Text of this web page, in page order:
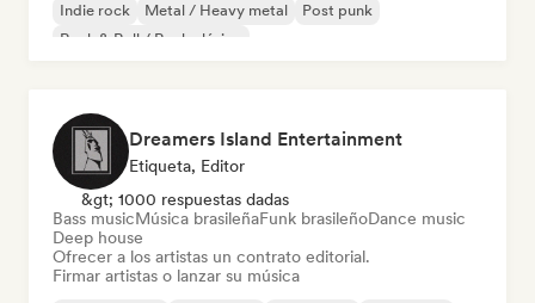
Indie rock
Metal / Heavy metal
Post punk
Rock & Roll / Rock clásico
Dreamers Island Entertainment
Etiqueta, Editor
&gt; 1000 respuestas dadas
Bass musicMúsica brasileñaFunk brasileñoDance music
Deep house
Ofrecer a los artistas un contrato editorial.
Firmar artistas o lanzar su música